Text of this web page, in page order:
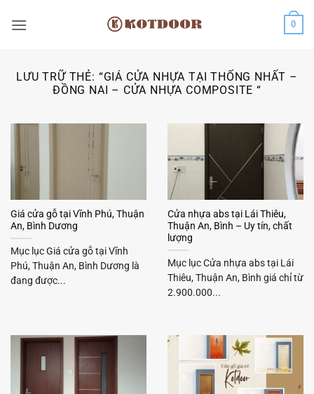
qua
0
LƯU TRỮ THẺ: “GIÁ CỬA NHỰA TẠI THỐNG NHẤT –
ĐỒNG NAI – CỬA NHỰA COMPOSITE “
Giá cửa gỗ tại Vĩnh Phú, Thuận
An, Bình Dương
Mục lục Giá cửa gỗ tại Vĩnh
Phú, Thuận An, Bình Dương là
đang được...
Cửa nhựa abs tại Lái Thiêu,
Thuận An, Bình – Uy tín, chất
lượng
Mục lục Cửa nhựa abs tại Lái
Thiêu, Thuận An, Bình giá chỉ từ
2.900.000...